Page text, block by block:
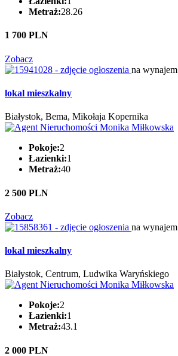
Metraż:28.26
1 700 PLN
Zobacz
na wynajem
lokal mieszkalny
Białystok, Bema, Mikołaja Kopernika
Pokoje:2
Łazienki:1
Metraż:40
2 500 PLN
Zobacz
na wynajem
lokal mieszkalny
Białystok, Centrum, Ludwika Waryńskiego
Pokoje:2
Łazienki:1
Metraż:43.1
2 000 PLN